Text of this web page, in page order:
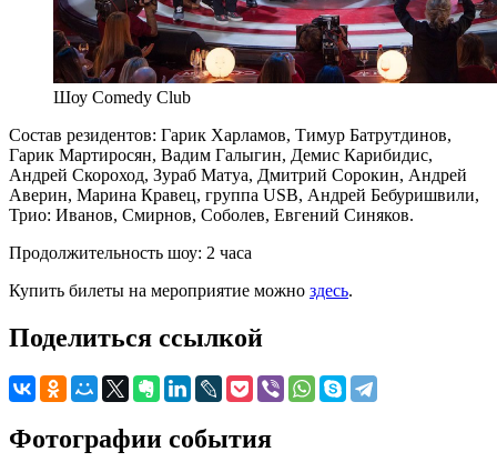
Шоу Comedy Club
Состав резидентов: Гарик Харламов, Тимур Батрутдинов,
Гарик Мартиросян, Вадим Галыгин, Демис Карибидис,
Андрей Скороход, Зураб Матуа, Дмитрий Сорокин, Андрей
Аверин, Марина Кравец, группа USB, Андрей Бебуришвили,
Трио: Иванов, Смирнов, Соболев, Евгений Синяков.
Продолжительность шоу: 2 часа
Купить билеты на мероприятие можно здесь.
Поделиться ссылкой
Фотографии события